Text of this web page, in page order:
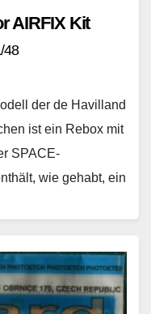
AIRFIX Kit
48
der de Havilland
ist ein Rebox mit
SPACE-
wie gehabt, ein